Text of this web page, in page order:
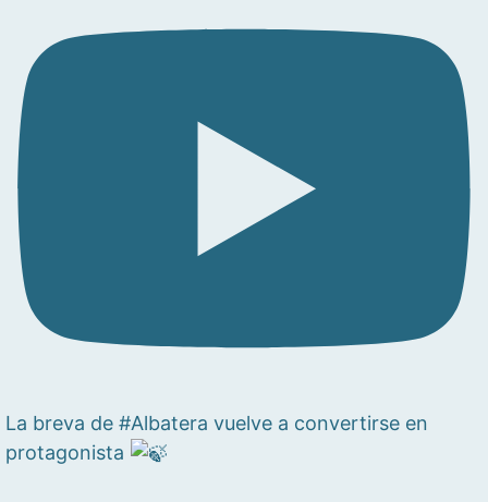
La breva de #Albatera vuelve a convertirse en
protagonista